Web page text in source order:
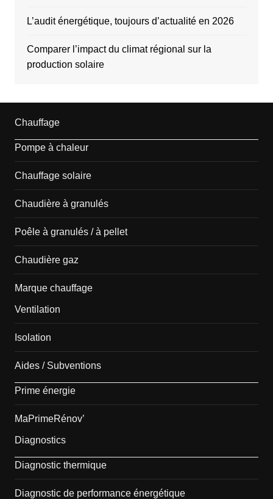
L’audit énergétique, toujours d’actualité en 2026
Comparer l’impact du climat régional sur la
production solaire
Chauffage
Pompe à chaleur
Chauffage solaire
Chaudière à granulés
Poêle à granulés / à pellet
Chaudière gaz
Marque chauffage
Ventilation
Isolation
Aides / Subventions
Prime énergie
MaPrimeRénov’
Diagnostics
Diagnostic thermique
Diagnostic de performance énergétique